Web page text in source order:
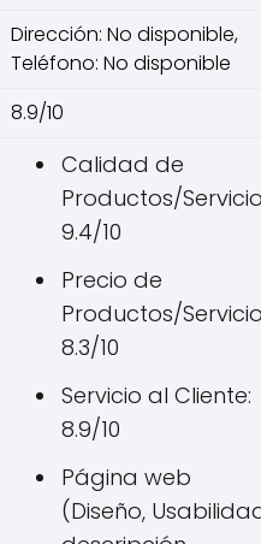
Dirección: No disponible,
Teléfono: No disponible
8.9/10
Calidad de
Productos/
9.4/10
Precio de
Productos/
8.3/10
Servicio al Cliente:
8.9/10
Página web
(Diseño,